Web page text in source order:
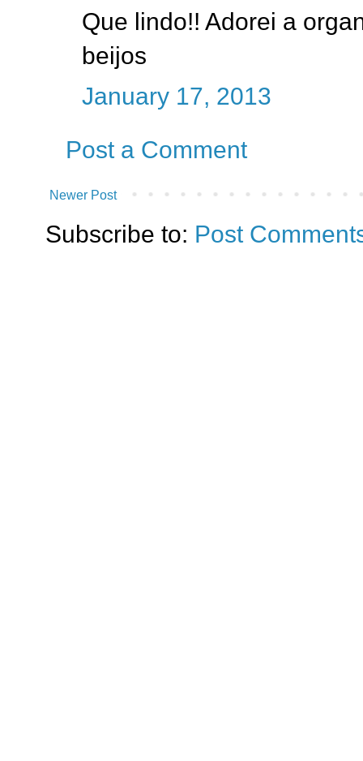
Que lindo!! Adorei a
beijos
January 17, 2013
Post a Comment
Newer Post
Subscribe to: Post